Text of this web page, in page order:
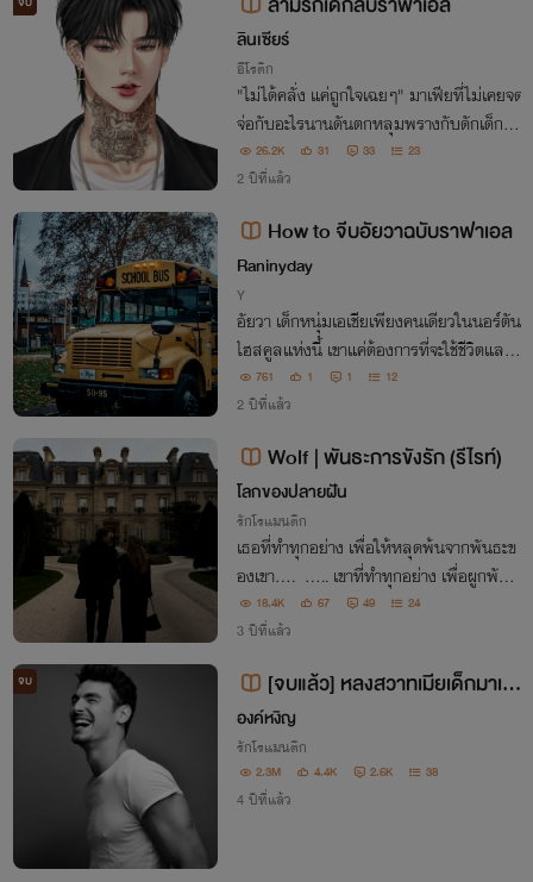
ลินเซียร์
อีโรติก
"ไม่ได้คลั่ง​ แค่ถูกใจเฉยๆ​" มาเฟียที่ไม่เคยจด
จ่อกับอะไรนานดันตกหลุมพรางกับดักเด็กซะ
งั้น​ เลยยอมจะติดใจเธอเล่นๆ​ ไว้เป็นเด็กในป
กครอง
26.2K 31 33 23
2 ปีที่แล้ว
How to จีบอัยวาฉบับราฟาเอล
Raninyday
Y
อัยวา เด็กหนุ่มเอเชียเพียงคนเดียวในนอร์ตัน
ไฮสคูลแห่งนี้ เขาแค่ต้องการที่จะใช้ชีวิตและอ
ยู่อย่างไร้ตัวตนไปจนจบไฮสคูล แต่ทุกอย่าง
ก็ต้องล้มเหลวเมื่อเจอหนุ่มรุ่นพี่อย่าง ราฟาเ
761 1 1 12
2 ปีที่แล้ว
Wolf | พันธะการขังรัก (รีไรท์)
โลกของปลายฝัน
รักโรแมนติก
เธอที่ทำทุกอย่าง เพื่อให้หลุดพ้นจากพันธะข
องเขา.... ..... เขาที่ทำทุกอย่าง เพื่อผูกพันธ
ะเธอ18.4K 67 49 24
3 ปีที่แล้ว
จบ
[จบแล้ว] หลงสวาทเมียเด็กมาเฟี
ย 18+
องค์หงิญ
รักโรแมนติก
2.3M 4.4K 2.6K 38
4 ปีที่แล้ว